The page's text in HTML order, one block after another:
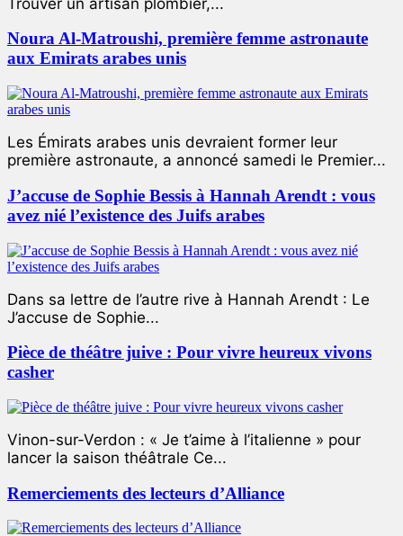
Noura Al-Matroushi, première femme astronaute
aux Emirats arabes unis
Les Émirats arabes unis devraient former leur
première astronaute, a annoncé samedi le Premier...
J’accuse de Sophie Bessis à Hannah Arendt : vous
avez nié l’existence des Juifs arabes
Dans sa lettre de l’autre rive à Hannah Arendt : Le
J’accuse de Sophie...
Pièce de théâtre juive : Pour vivre heureux vivons
casher
Vinon-sur-Verdon : « Je t’aime à l’italienne » pour
lancer la saison théâtrale Ce...
Remerciements des lecteurs d’Alliance